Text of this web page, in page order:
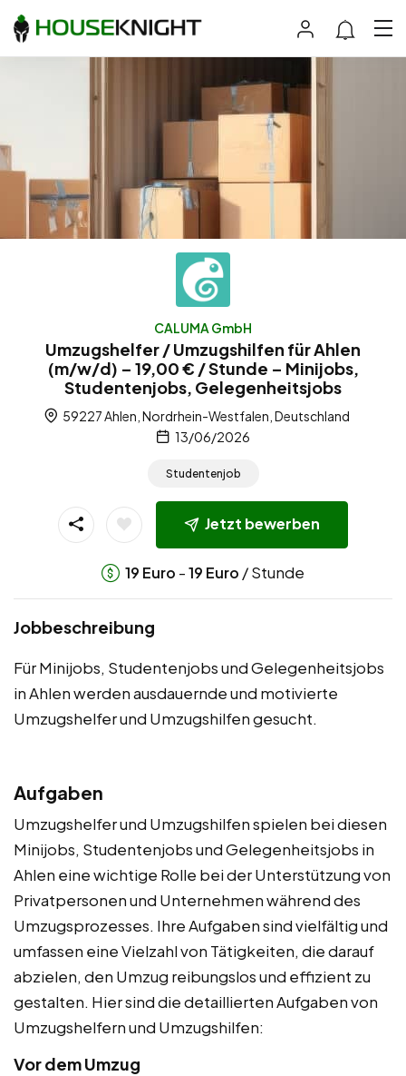
CALUMA GmbH
Umzugshelfer / Umzugshilfen für Ahlen
(m/w/d) – 19,00 € / Stunde – Minijobs,
Studentenjobs, Gelegenheitsjobs
59227 Ahlen, Nordrhein-Westfalen, Deutschland
13/06/2026
Studentenjob
Jetzt bewerben
19 Euro -19 Euro / Stunde
Jobbeschreibung
Für Minijobs, Studentenjobs und Gelegenheitsjobs
in Ahlen werden ausdauernde und motivierte
Umzugshelfer und Umzugshilfen gesucht.
Aufgaben
Umzugshelfer und Umzugshilfen spielen bei diesen
Minijobs, Studentenjobs und Gelegenheitsjobs in
Ahlen eine wichtige Rolle bei der Unterstützung von
Privatpersonen und Unternehmen während des
Umzugsprozesses. Ihre Aufgaben sind vielfältig und
umfassen eine Vielzahl von Tätigkeiten, die darauf
abzielen, den Umzug reibungslos und effizient zu
gestalten. Hier sind die detaillierten Aufgaben von
Umzugshelfern und Umzugshilfen:
Vor dem Umzug